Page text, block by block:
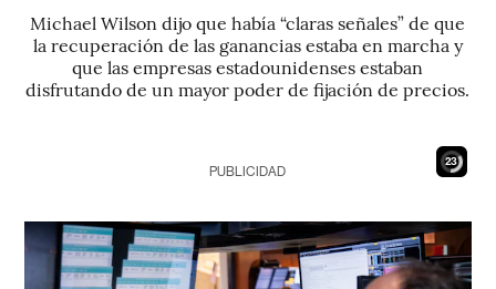
Michael Wilson dijo que había “claras señales” de que
la recuperación de las ganancias estaba en marcha y
que las empresas estadounidenses estaban
disfrutando de un mayor poder de fijación de precios.
22
PUBLICIDAD